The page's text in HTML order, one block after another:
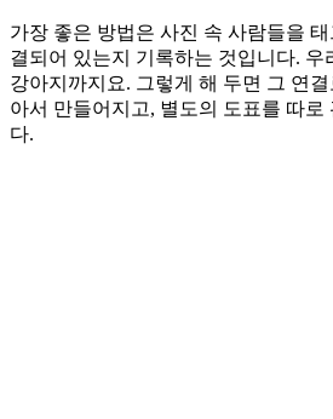
가장 좋은 방법은 사진 속 사람들을
결되어 있는지 기록하는 것입니다. 우
강아지까지요. 그렇게 해 두면 그 연
아서 만들어지고, 별도의 도표를 따로
다.